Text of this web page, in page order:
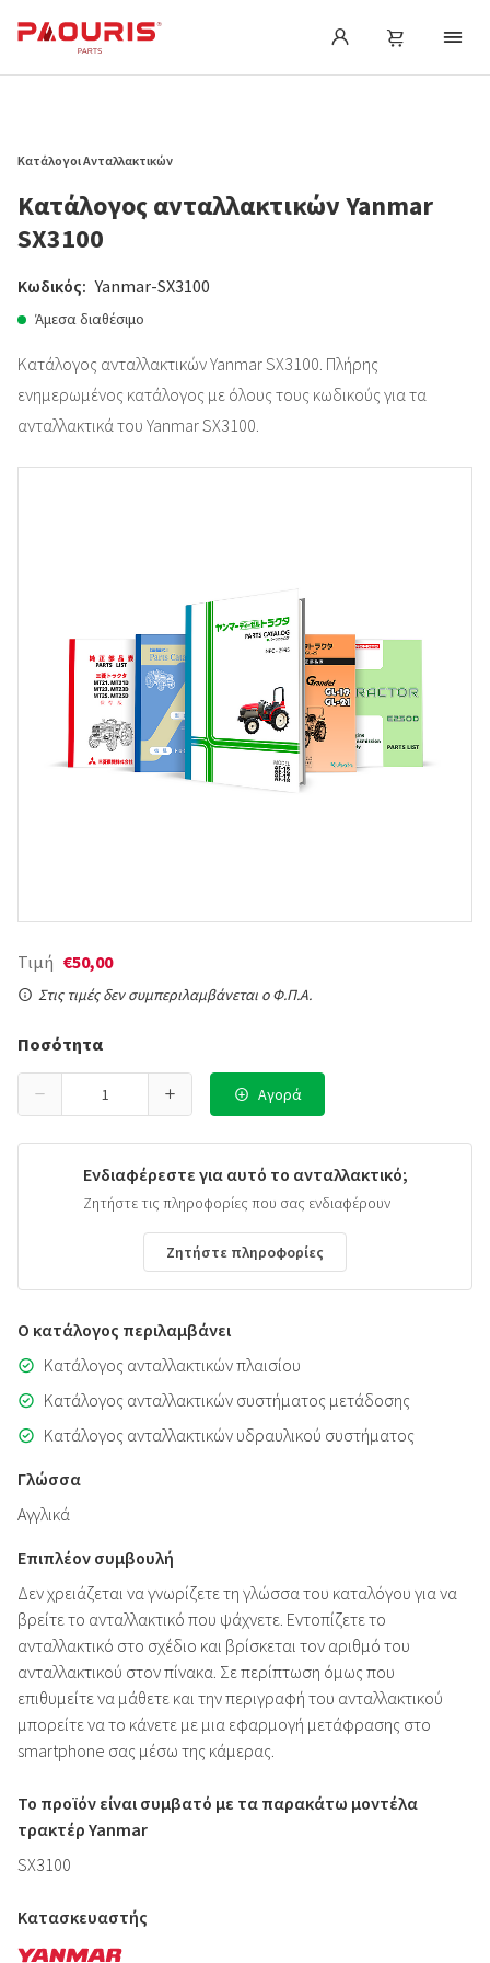
Κατάλογοι Ανταλλακτικών
Κατάλογος ανταλλακτικών Yanmar
SX3100
Κωδικός: Yanmar-SX3100
Άμεσα διαθέσιμο
Κατάλογος ανταλλακτικών Yanmar SX3100. Πλήρης
ενημερωμένος κατάλογος με όλους τους κωδικούς για τα
ανταλλακτικά του Yanmar SX3100.
Τιμή €50,00
Στις τιμές δεν συμπεριλαμβάνεται ο Φ.Π.Α.
Ποσότητα
Αγορά
Ενδιαφέρεστε για αυτό το ανταλλακτικό;
Ζητήστε τις πληροφορίες που σας ενδιαφέρουν
Ζητήστε πληροφορίες
Ο κατάλογος περιλαμβάνει
Κατάλογος ανταλλακτικών πλαισίου
Κατάλογος ανταλλακτικών συστήματος μετάδοσης
Κατάλογος ανταλλακτικών υδραυλικού συστήματος
Γλώσσα
Αγγλικά
Επιπλέον συμβουλή
Δεν χρειάζεται να γνωρίζετε τη γλώσσα του καταλόγου για να
βρείτε το ανταλλακτικό που ψάχνετε. Εντοπίζετε το
ανταλλακτικό στο σχέδιο και βρίσκεται τον αριθμό του
ανταλλακτικού στον πίνακα. Σε περίπτωση όμως που
επιθυμείτε να μάθετε και την περιγραφή του ανταλλακτικού
μπορείτε να το κάνετε με μια εφαρμογή μετάφρασης στο
smartphone σας μέσω της κάμερας.
Το προϊόν είναι συμβατό με τα παρακάτω μοντέλα
τρακτέρ Yanmar
SX3100
Κατασκευαστής